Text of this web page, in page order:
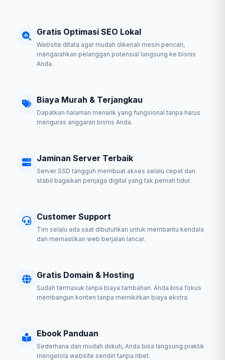
Gratis Optimasi SEO Lokal
Website ditata agar mudah dikenali mesin pencari,
mengarahkan pelanggan potensial langsung ke bisnis
Anda.
Biaya Murah & Terjangkau
Dapatkan halaman menarik yang fungsional tanpa harus
menguras anggaran bisnis Anda.
Jaminan Server Terbaik
Server SSD tangguh membuat akses selalu cepat dan
stabil bagaikan penjaga digital yang tak pernah tidur.
Customer Support
Tim selalu ada saat dibutuhkan untuk membantu kendala
dan memastikan web berjalan lancar.
Gratis Domain & Hosting
Sudah termasuk tanpa biaya tambahan. Anda bisa fokus
membangun konten tanpa memikirkan biaya ekstra.
Ebook Panduan
Sederhana dan mudah diikuti, Anda bisa langsung praktik
mengelola website sendiri tanpa ribet.